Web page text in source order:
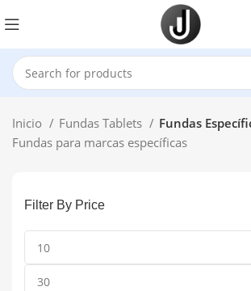
Inicio Fundas Tablets
Fundas
Fundas para marcas específicas
Filter By Price